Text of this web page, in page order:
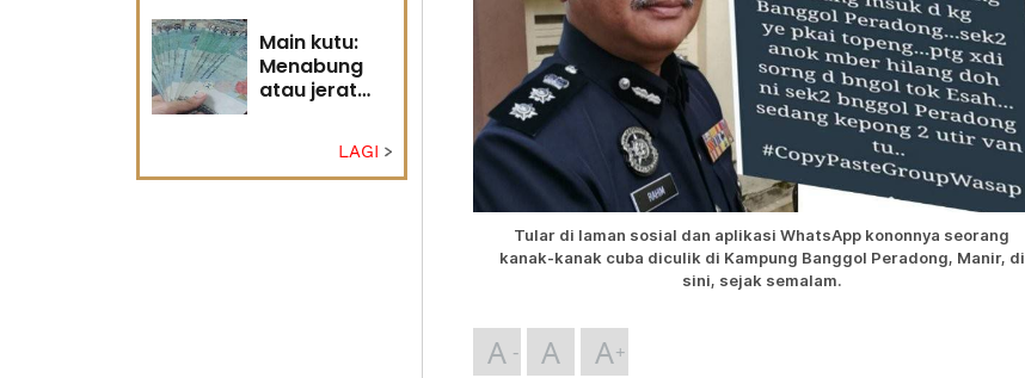
Main kutu:
Menabung
atau jerat
LAGI
Tular di laman sosial dan aplikasi WhatsApp kononnya seorang
kanak-kanak cuba diculik di Kampung Banggol Peradong, Manir, di
sini, sejak semalam.
A A A